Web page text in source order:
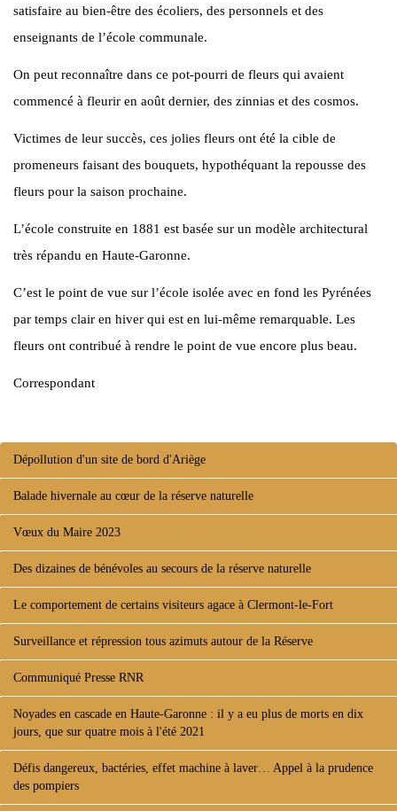
satisfaire au bien-être des écoliers, des personnels et des
enseignants de l’école communale.
On peut reconnaître dans ce pot-pourri de fleurs qui avaient
commencé à fleurir en août dernier, des zinnias et des cosmos.
Victimes de leur succès, ces jolies fleurs ont été la cible de
promeneurs faisant des bouquets, hypothéquant la repousse des
fleurs pour la saison prochaine.
L’école construite en 1881 est basée sur un modèle architectural
très répandu en Haute-Garonne.
C’est le point de vue sur l’école isolée avec en fond les Pyrénées
par temps clair en hiver qui est en lui-même remarquable. Les
fleurs ont contribué à rendre le point de vue encore plus beau.
Correspondant
Dépollution d'un site de bord d'Ariège
Balade hivernale au cœur de la réserve naturelle
Vœux du Maire 2023
Des dizaines de bénévoles au secours de la réserve naturelle
Le comportement de certains visiteurs agace à Clermont-le-Fort
Surveillance et répression tous azimuts autour de la Réserve
Communiqué Presse RNR
Noyades en cascade en Haute-Garonne : il y a eu plus de morts en dix
jours, que sur quatre mois à l'été 2021
Défis dangereux, bactéries, effet machine à laver… Appel à la prudence
des pompiers